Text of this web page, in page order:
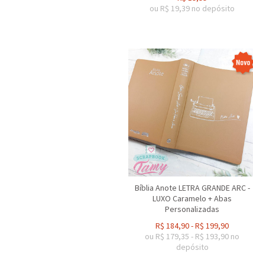
ou R$ 19,39 no depósito
Bíblia Anote LETRA GRANDE ARC -
LUXO Caramelo + Abas
Personalizadas
R$ 184,90-R$ 199,90
ou R$ 179,35 - R$ 193,90 no
depósito